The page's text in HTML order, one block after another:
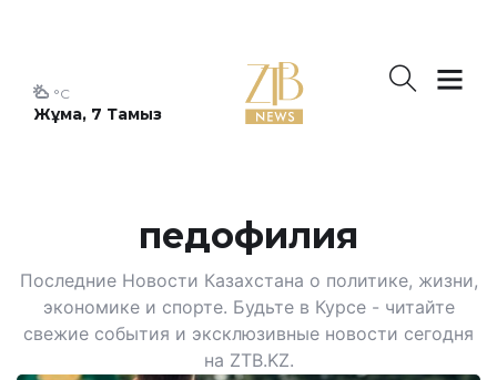
Жұма, 7 Тамыз
°C
педофилия
Последние Новости Казахстана о политике, жизни,
экономике и спорте. Будьте в Курсе - читайте
свежие события и эксклюзивные новости сегодня
на ZTB.KZ.